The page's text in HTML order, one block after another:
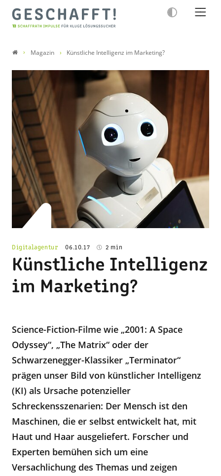
Magazin Künstliche Intelligenz im Marketing?
Digitalagentur 06.10.17 2 min
Künstliche Intelligenz
im Marketing?
Science-Fiction-Filme wie „2001: A Space
Odyssey“, „The Matrix“ oder der
Schwarzenegger-Klassiker „Terminator“
prägen unser Bild von künstlicher Intelligenz
(KI) als Ursache potenzieller
Schreckensszenarien: Der Mensch ist den
Maschinen, die er selbst entwickelt hat, mit
Haut und Haar ausgeliefert. Forscher und
Experten bemühen sich um eine
Versachlichung des Themas und zeigen